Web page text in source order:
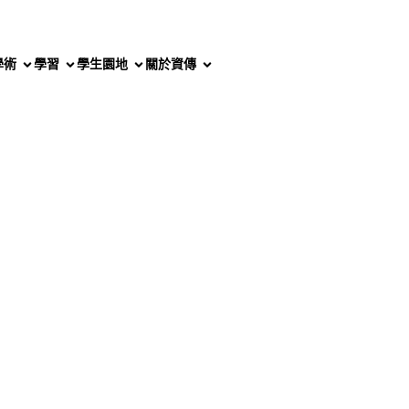
術 學習 學生園地 關於資傳